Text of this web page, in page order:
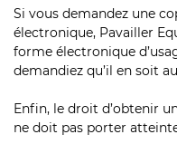
Si vous demandez une
électronique, Pavailler
forme électronique
demandiez qu’il en soit
Enfin, le droit d’obtenir
ne doit pas porter